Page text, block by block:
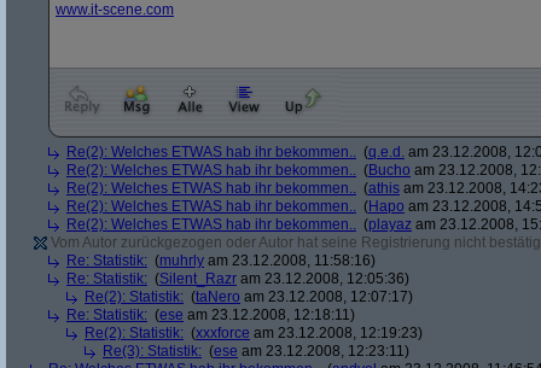
www.it-scene.com
Re(2): Welches ETWAS hab ihr bekommen.. (q.e.d. am 23.12.2008,
Re(2): Welches ETWAS hab ihr bekommen.. (Bucho am 23.12.2008,
Re(2): Welches ETWAS hab ihr bekommen.. (athis am 23.12.2008,
Re(2): Welches ETWAS hab ihr bekommen.. (Hapo am 23.12.2008,
Re(2): Welches ETWAS hab ihr bekommen.. (playaz am 23.12.2008,
Vom Autor zurückgezogen oder Autor hat seine Registrierung nicht
Re: Statistik: (muhrly am 23.12.2008, 11:58:16)
Re: Statistik: (Silent_Razr am 23.12.2008, 12:05:36)
Re(2): Statistik: (taNero am 23.12.2008, 12:07:17)
Re: Statistik: (ese am 23.12.2008, 12:18:11)
Re(2): Statistik: (xxxforce am 23.12.2008, 12:19:23)
Re(3): Statistik: (ese am 23.12.2008, 12:23:11)